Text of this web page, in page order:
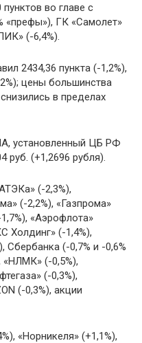
во главе с
«префы»), ГК «Самолет»
(-6,4%).
2434,36 пункта (-1,2%),
цены большинства
в пределах
установленный ЦБ РФ
руб. (+1,2696 рубля).
(-2,3%),
(-2,2%), «Газпрома»
«Аэрофлота»
Холдинг» (-1,4%),
Сбербанка (-0,7% и -0,6%
(-0,5%),
(-0,3%),
(-0,3%), акции
«Норникеля» (+1,1%),